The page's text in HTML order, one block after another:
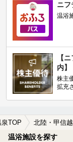
ニフ
温浴
【
内】
株主
拡充
泉TOP 北陸・甲信越
温浴施設を探す